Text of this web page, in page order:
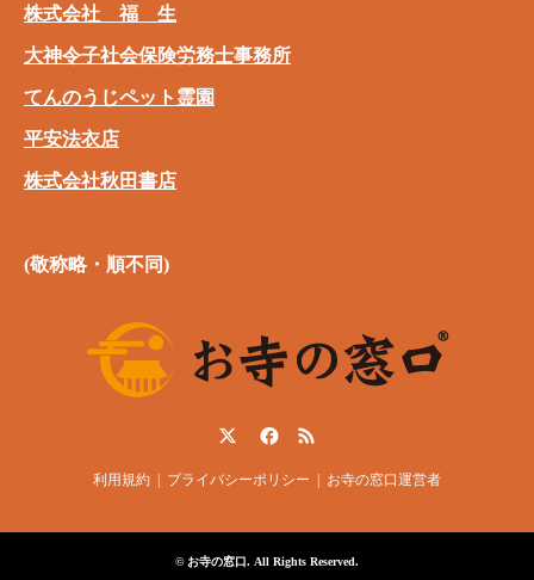
株式会社 福 生
大神令子社会保険労務士事務所
てんのうじペット霊園
平安法衣店
株式会社秋田書店
(敬称略・順不同)
利用規約 プライバシーポリシー お寺の窓口運営者
© お寺の窓口. All Rights Reserved.